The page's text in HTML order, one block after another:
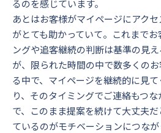
るのを感じています。
あとはお客様がマイページにアク
がとても助かっていて。これまで
ングや追客継続の判断は基準の見
が、限られた時間の中で数多くの
る中で、マイページを継続的に見
り、そのタイミングでご連絡もつ
で、このまま提案を続けて大丈夫
ているのがモチベーションにつなが